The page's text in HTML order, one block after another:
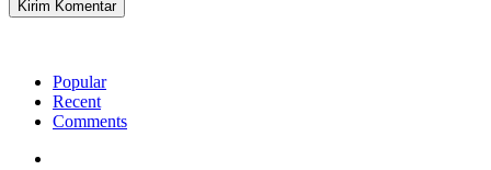
Popular
Recent
Comments